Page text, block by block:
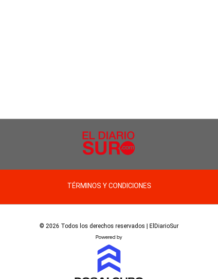
TÉRMINOS Y CONDICIONES
© 2026 Todos los derechos reservados | ElDiarioSur